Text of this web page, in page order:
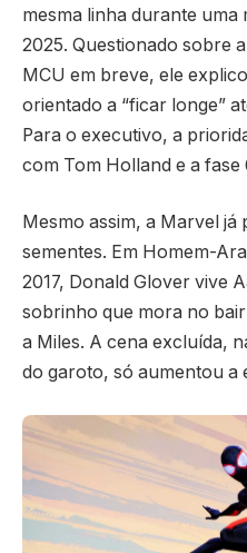
mesma linha durante uma
2025. Questionado sobre
MCU em breve, ele
orientado a “ficar longe”
Para o executivo, a
com Tom Holland e a fase
Mesmo assim, a Marvel já
sementes. Em Homem-
2017, Donald Glover vive
sobrinho que mora no
a Miles. A cena excluída,
do garoto, só aumentou a